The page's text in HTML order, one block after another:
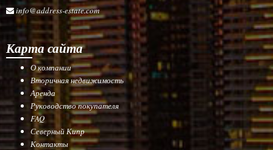
info@address-estate.com
Карта сайта
О компании
Вторичная недвижимость
Аренда
Руководство покупателя
FAQ
Северный Кипр
Контакты